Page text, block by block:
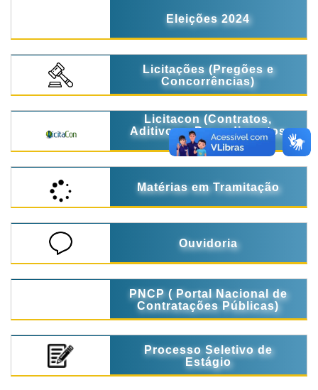
Eleições 2024
Licitações (Pregões e
Concorrências)
Licitacon (Contratos,
Aditivos e Procedimentos
Licitatórios)
Matérias em Tramitação
Ouvidoria
PNCP ( Portal Nacional de
Contratações Públicas)
Processo Seletivo de
Estágio